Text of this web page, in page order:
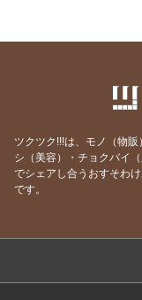
とは？
ました💦
も怖く
2026/07/13世界を
2026/06/30自分の
ツクツク!!!は、モノ（物
シ（美容）・チョクバイ
でシェアし合うおすそわ
です。